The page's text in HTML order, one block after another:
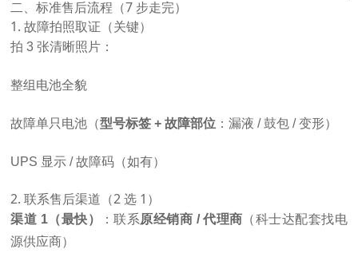
二、标准售后流程（7 步走完）
1. 故障拍照取证（关键）
拍 3 张清晰照片：
整组电池全貌
故障单只电池（型号标签 + 故障部位 ：漏液 / 鼓包 / 变形）
UPS 显示 / 故障码（如有）
2. 联系售后渠道（2 选 1）
渠道 1（最快） ：联系原经销商 / 代理商 （科士达配套找电
源供应商）